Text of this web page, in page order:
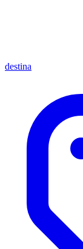
destina